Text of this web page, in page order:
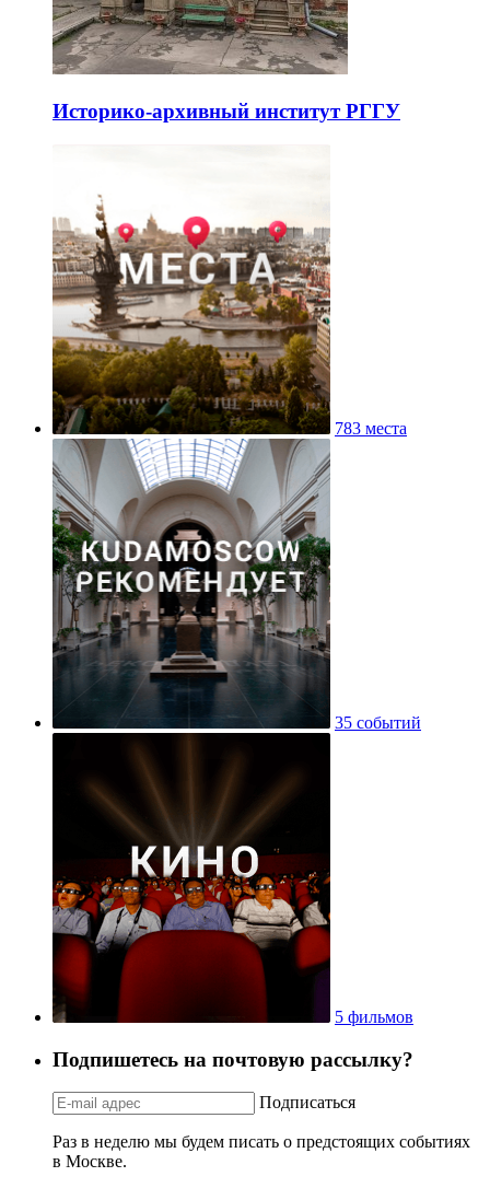
Историко-архивный институт РГГУ
783 места
35 событий
5 фильмов
Подпишетесь на почтовую рассылку?
Подписаться
Раз в неделю мы будем писать о предстоящих событиях
в Москве.